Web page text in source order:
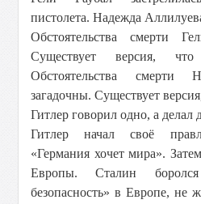
пистолета. Надежда
Обстоятельства смерти
Существует версия,
Обстоятельства смерти
загадочны. Существует
Гитлер говорил одно, а делал
Гитлер начал своё
«Германия хочет мира».
Европы. Сталин
безопасность» в Европе, не